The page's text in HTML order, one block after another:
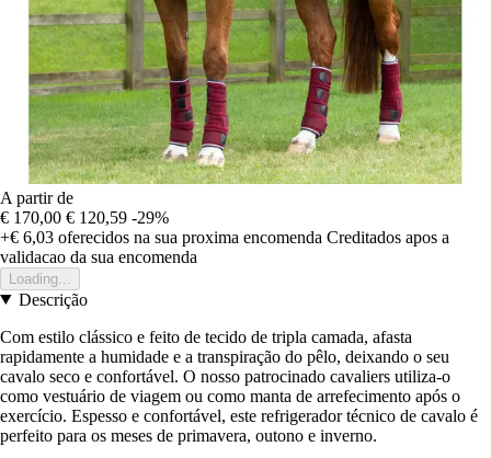
A partir de
€ 170,00 € 120,59 -29%
+€ 6,03 oferecidos na sua proxima encomenda Creditados apos a
validacao da sua encomenda
Loading...
Descrição
Com estilo clássico e feito de tecido de tripla camada, afasta
rapidamente a humidade e a transpiração do pêlo, deixando o seu
cavalo seco e confortável. O nosso patrocinado cavaliers utiliza-o
como vestuário de viagem ou como manta de arrefecimento após o
exercício. Espesso e confortável, este refrigerador técnico de cavalo é
perfeito para os meses de primavera, outono e inverno.